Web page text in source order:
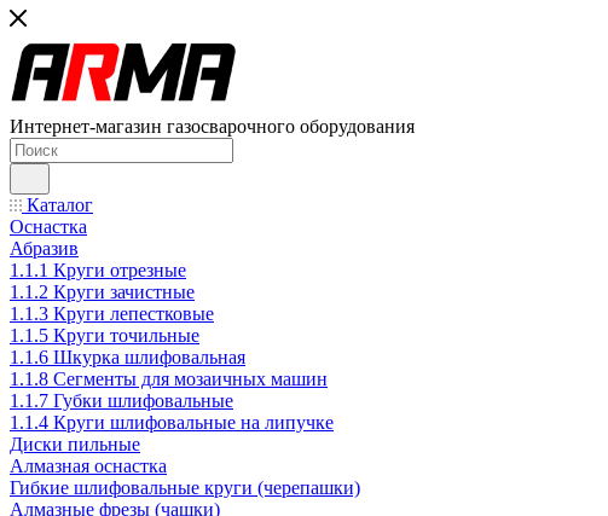
Интернет-магазин газосварочного оборудования
Каталог
Оснастка
Абразив
1.1.1 Круги отрезные
1.1.2 Круги зачистные
1.1.3 Круги лепестковые
1.1.5 Круги точильные
1.1.6 Шкурка шлифовальная
1.1.8 Сегменты для мозаичных машин
1.1.7 Губки шлифовальные
1.1.4 Круги шлифовальные на липучке
Диски пильные
Алмазная оснастка
Гибкие шлифовальные круги (черепашки)
Алмазные фрезы (чашки)